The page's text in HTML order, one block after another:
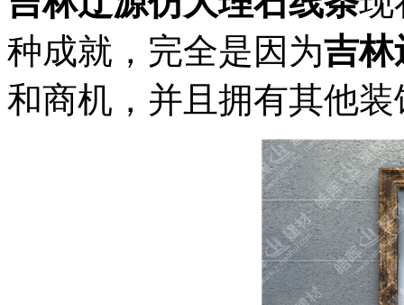
种成就，完全是因为吉林
和商机，并且拥有其他